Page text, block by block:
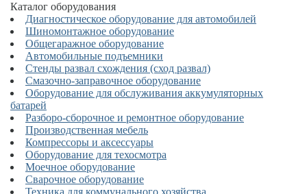
Каталог оборудования
Диагностическое оборудование для автомобилей
Шиномонтажное оборудование
Общегаражное оборудование
Автомобильные подъемники
Стенды развал схождения (сход развал)
Смазочно-заправочное оборудование
Оборудование для обслуживания аккумуляторных
батарей
Разборо-сборочное и ремонтное оборудование
Производственная мебель
Компрессоры и аксессуары
Оборудование для техосмотра
Моечное оборудование
Сварочное оборудование
Техника для коммунального хозяйства